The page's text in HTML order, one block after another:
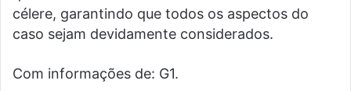
célere, garantindo que todos os aspectos do
caso sejam devidamente considerados.
Com informações de: G1.